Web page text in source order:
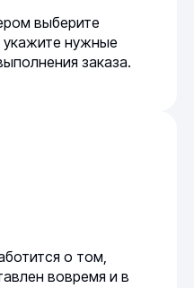
выберите
нужные
заказа.
о том,
вовремя и в